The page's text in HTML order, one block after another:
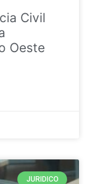
Civil
Oeste
JURIDICO